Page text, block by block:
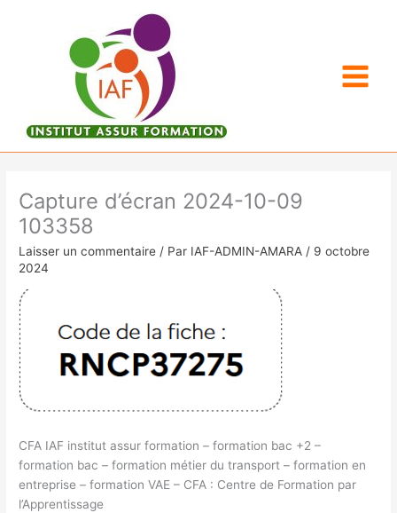
Capture d’écran 2024-10-09
103358
Laisser un commentaire / Par IAF-ADMIN-AMARA / 9 octobre
2024
CFA IAF institut assur formation – formation bac +2 –
formation bac – formation métier du transport – formation en
entreprise – formation VAE – CFA : Centre de Formation par
l’Apprentissage